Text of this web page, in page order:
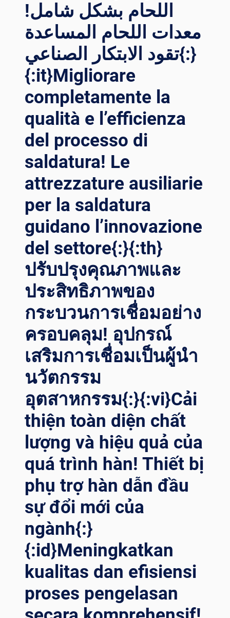
اللحام بشكل شامل!
معدات اللحام المساعدة
تقود الابتكار الصناعي{:}
{:it}Migliorare
completamente la
qualità e l’efficienza
del processo di
saldatura! Le
attrezzature ausiliarie
per la saldatura
guidano l’innovazione
del settore{:}{:th}
ปรับปรุงคุณภาพและ
ประสิทธิภาพของ
กระบวนการเชื่อมอย่าง
ครอบคลุม! อุปกรณ์
เสริมการเชื่อมเป็นผู้นำ
นวัตกรรม
อุตสาหกรรม{:}{:vi}Cải
thiện toàn diện chất
lượng và hiệu quả của
quá trình hàn! Thiết bị
phụ trợ hàn dẫn đầu
sự đổi mới của
ngành{:}
{:id}Meningkatkan
kualitas dan efisiensi
proses pengelasan